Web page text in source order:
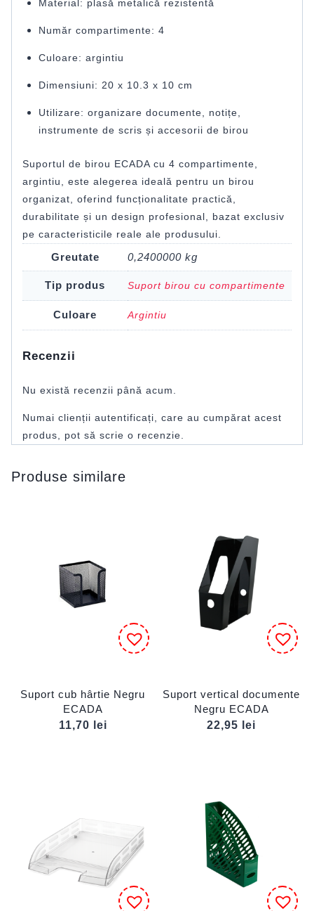
Material: plasă metalică rezistentă
Număr compartimente: 4
Culoare: argintiu
Dimensiuni: 20 x 10.3 x 10 cm
Utilizare: organizare documente, notițe,
instrumente de scris și accesorii de birou
Suportul de birou ECADA cu 4 compartimente,
argintiu, este alegerea ideală pentru un birou
organizat, oferind funcționalitate practică,
durabilitate și un design profesional, bazat exclusiv
pe caracteristicile reale ale produsului.
Greutate 0,2400000 kg
Tip produs Suport birou cu compartimente
Culoare Argintiu
Recenzii
Nu există recenzii până acum.
Numai clienții autentificați, care au cumpărat acest
produs, pot să scrie o recenzie.
Produse similare
Suport cub hârtie Negru
ECADA
11,70
lei
Suport vertical documente
Negru ECADA
22,95
lei